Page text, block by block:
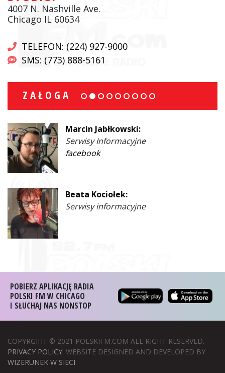
4007 N. Nashville Ave.
Chicago IL 60634
TELEFON: (224) 927-9000
SMS: (773) 888-5161
ZAŁOGA
Marcin Jabłkowski:
Serwisy Informacyjne
facebook
Beata Kociołek:
Serwisy informacyjne
POBIERZ APLIKACJĘ RADIA
POLSKI FM W CHICAGO
I SŁUCHAJ NAS NONSTOP
COPYRGIHT © 2021 POLSKIFM.COM ALL RIGHT RESERVED.
PRIVACY POLICY. WEBSITE DESIGNED AND DEVELOPED BY
WIZERUNEK W SIECI.